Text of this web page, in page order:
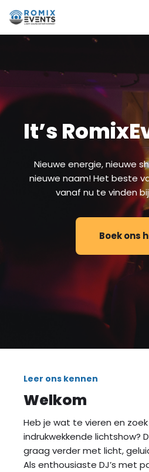
inhoud
It’s
Nieuwe energie, nieuwe
nieuwe naam! Het beste
vanaf nu te vinden
Boek ons
Leer ons kennen
Welkom
Heb je wat te vieren en
indrukwekkende lichtshow?
graag verder met licht,
Als enthousiaste DJ’s met